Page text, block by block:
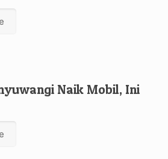
Naik Mobil, Ini